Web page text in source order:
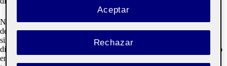
No me cabe duda de que has disfrutado durante las presentaciones, el
debate y la creación de grupos. Al fin y al cabo, se te pedía ser tú, y
simplemente interactuar con tus compañer@s en un ambiente
distendido aunque estructurado. Como es lógico, cada uno ha brillado
en un área. A mí me encantó encontrar a personas tan afines,
Rechazar
Aceptar